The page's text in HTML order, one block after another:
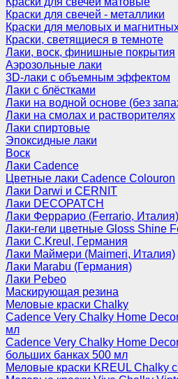
Краски для свечей - металлики
Краски для меловых и
Краски, светящиеся в темноте
Лаки, воск, финишные покрытия
Аэрозольные лаки
3D-лаки с объемным эффектом
Лаки с блёстками
Лаки на водной основе (без
Лаки на смолах и растворителях
Лаки спиртовые
Эпоксидные лаки
Воск
Лаки Cadence
Цветные лаки Cadence Colouron
Лаки Darwi и CERNIT
Лаки DECOPATCH
Лаки Феррарио (Ferrario, Италия)
Лаки-гели цветные Gloss Shine
Лаки C.Kreul, Германия
Лаки Маймери (Maimeri, Италия)
Лаки Marabu (Германия)
Лаки Pebeo
Маскирующая резина
Меловые краски Chalky
Cadence Very Chalky Home
мл
Cadence Very Chalky Home
больших банках 500 мл
Меловые краски KREUL Chalky